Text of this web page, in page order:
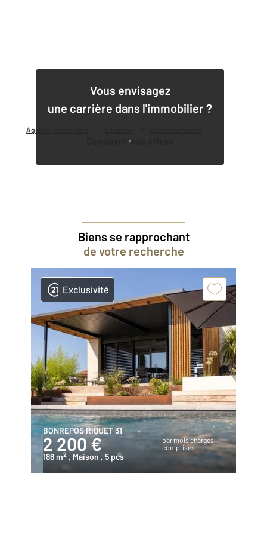
Agence immobilière
Vous envisagez
une carrière dans l'immobilier ?
Découvrir nos offres
Biens se rapprochant
de votre recherche
Exclusivité
BONREPOS RIQUET 31
2 200 €
par mois charges
comprises
186 m2 , Maison , 5 pcs